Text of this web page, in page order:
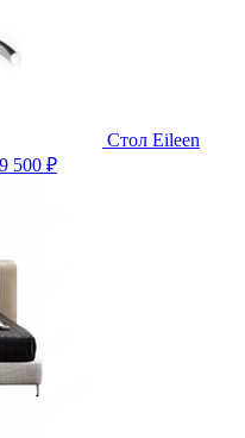
Стол Eileen
500 ₽